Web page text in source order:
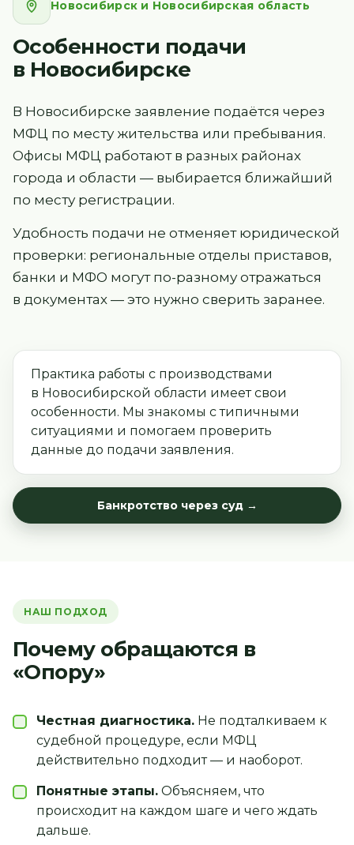
Новосибирск и Новосибирская область
Особенности подачи
в Новосибирске
В Новосибирске заявление подаётся через
МФЦ по месту жительства или пребывания.
Офисы МФЦ работают в разных районах
города и области — выбирается ближайший
по месту регистрации.
Удобность подачи не отменяет юридической
проверки: региональные отделы приставов,
банки и МФО могут по-разному отражаться
в документах — это нужно сверить заранее.
Практика работы с производствами
в Новосибирской области имеет свои
особенности. Мы знакомы с типичными
ситуациями и помогаем проверить
данные до подачи заявления.
Банкротство через суд →
НАШ ПОДХОД
Почему обращаются в
«Опору»
Честная диагностика. Не подталкиваем к
судебной процедуре, если МФЦ
действительно подходит — и наоборот.
Понятные этапы. Объясняем, что
происходит на каждом шаге и чего ждать
дальше.